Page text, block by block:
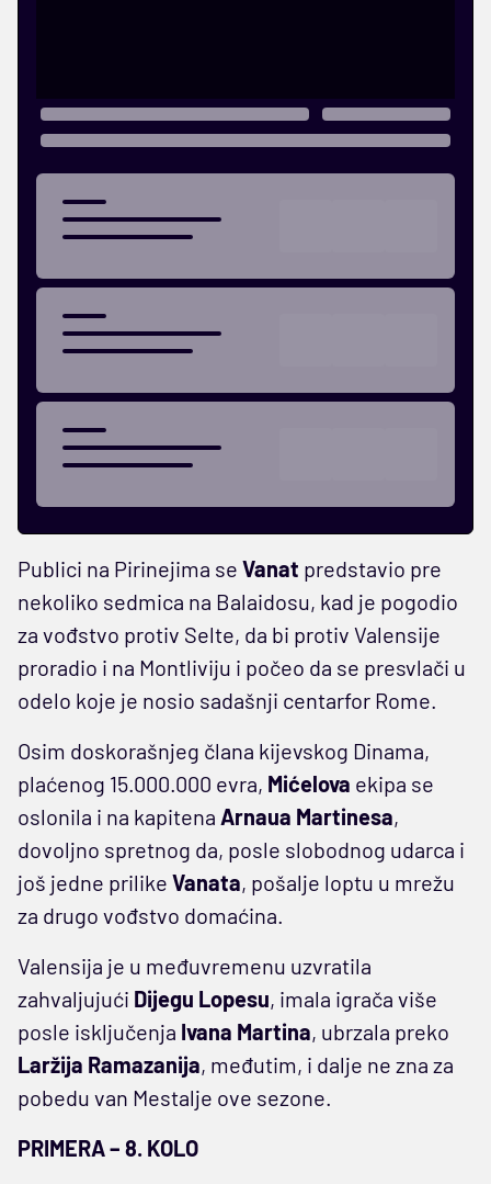
Publici na Pirinejima se Vanat predstavio pre
nekoliko sedmica na Balaidosu, kad je pogodio
za vođstvo protiv Selte, da bi protiv Valensije
proradio i na Montliviju i počeo da se presvlači u
odelo koje je nosio sadašnji centarfor Rome.
Osim doskorašnjeg člana kijevskog Dinama,
plaćenog 15.000.000 evra, Mićelova ekipa se
oslonila i na kapitena Arnaua Martinesa,
dovoljno spretnog da, posle slobodnog udarca i
još jedne prilike Vanata, pošalje loptu u mrežu
za drugo vođstvo domaćina.
Valensija je u međuvremenu uzvratila
zahvaljujući Dijegu Lopesu, imala igrača više
posle isključenja Ivana Martina, ubrzala preko
Laržija Ramazanija, međutim, i dalje ne zna za
pobedu van Mestalje ove sezone.
PRIMERA – 8. KOLO